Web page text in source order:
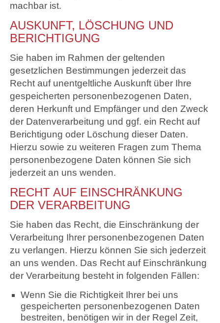
machbar ist.
AUSKUNFT, LÖSCHUNG UND
BERICHTIGUNG
Sie haben im Rahmen der geltenden
gesetzlichen Bestimmungen jederzeit das
Recht auf unentgeltliche Auskunft über Ihre
gespeicherten personenbezogenen Daten,
deren Herkunft und Empfänger und den Zweck
der Datenverarbeitung und ggf. ein Recht auf
Berichtigung oder Löschung dieser Daten.
Hierzu sowie zu weiteren Fragen zum Thema
personenbezogene Daten können Sie sich
jederzeit an uns wenden.
RECHT AUF EINSCHRÄNKUNG
DER VERARBEITUNG
Sie haben das Recht, die Einschränkung der
Verarbeitung Ihrer personenbezogenen Daten
zu verlangen. Hierzu können Sie sich jederzeit
an uns wenden. Das Recht auf Einschränkung
der Verarbeitung besteht in folgenden Fällen:
Wenn Sie die Richtigkeit Ihrer bei uns
gespeicherten personenbezogenen Daten
bestreiten, benötigen wir in der Regel Zeit,